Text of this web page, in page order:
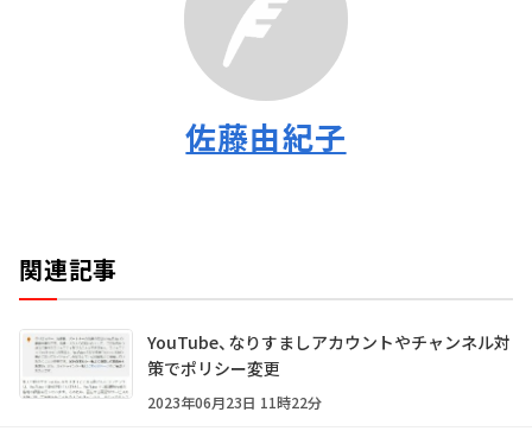
佐藤由紀子
関連記事
YouTube、なりすましアカウントやチャンネル対
策でポリシー変更
2023年06月23日 11時22分